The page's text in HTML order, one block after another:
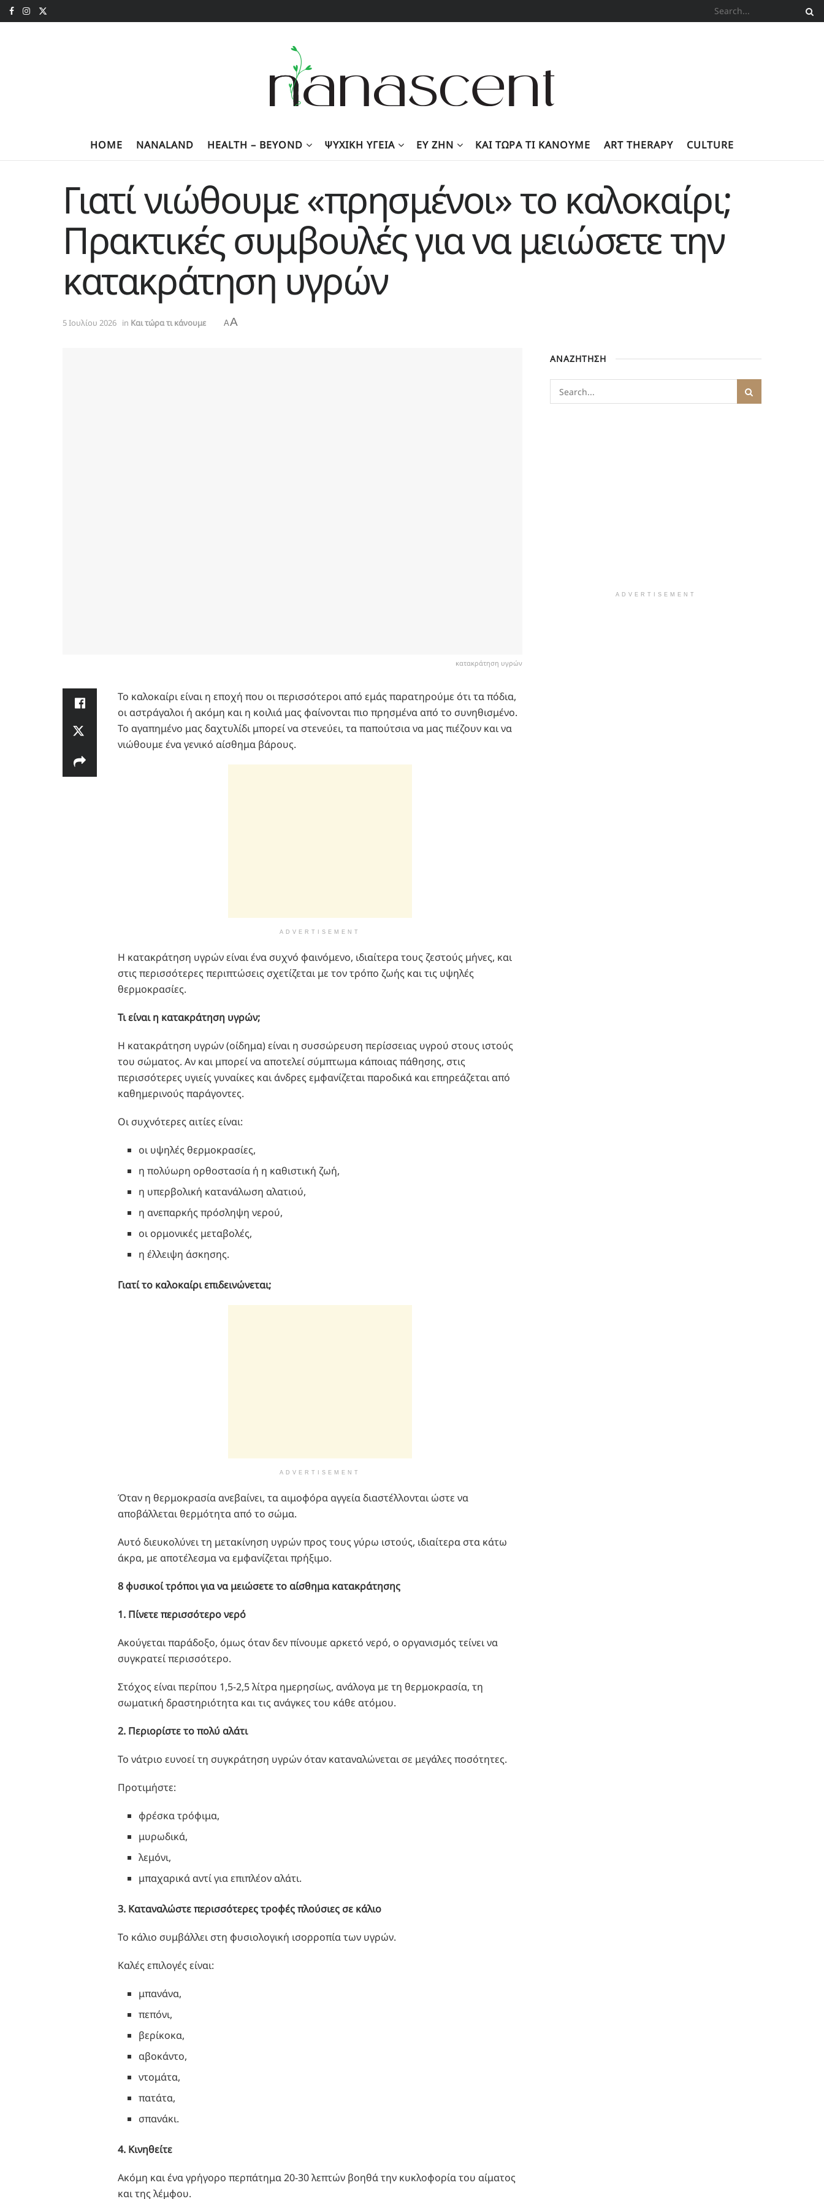
HOME NANALAND HEALTH – BEYOND ΨΥΧΙΚΉ ΥΓΕΊΑ ΕΥ ΖΗΝ KΑΙ ΤΏΡΑ ΤΙ ΚΆΝΟΥΜΕ ART THERAPY CULTURE
Γιατί νιώθουμε «πρησμένοι» το καλοκαίρι;
Πρακτικές συμβουλές για να μειώσετε την
κατακράτηση υγρών
5 Ιουλίου 2026 in Kαι τώρα τι κάνουμε AA
κατακράτηση υγρών
Το καλοκαίρι είναι η εποχή που οι περισσότεροι από εμάς παρατηρούμε ότι τα πόδια,
οι αστράγαλοι ή ακόμη και η κοιλιά μας φαίνονται πιο πρησμένα από το συνηθισμένο.
Το αγαπημένο μας δαχτυλίδι μπορεί να στενεύει, τα παπούτσια να μας πιέζουν και να
νιώθουμε ένα γενικό αίσθημα βάρους.
ADVERTISEMENT
Η κατακράτηση υγρών είναι ένα συχνό φαινόμενο, ιδιαίτερα τους ζεστούς μήνες, και
στις περισσότερες περιπτώσεις σχετίζεται με τον τρόπο ζωής και τις υψηλές
θερμοκρασίες.
Τι είναι η κατακράτηση υγρών;
Η κατακράτηση υγρών (οίδημα) είναι η συσσώρευση περίσσειας υγρού στους ιστούς
του σώματος. Αν και μπορεί να αποτελεί σύμπτωμα κάποιας πάθησης, στις
περισσότερες υγιείς γυναίκες και άνδρες εμφανίζεται παροδικά και επηρεάζεται από
καθημερινούς παράγοντες.
Οι συχνότερες αιτίες είναι:
οι υψηλές θερμοκρασίες,
η πολύωρη ορθοστασία ή η καθιστική ζωή,
η υπερβολική κατανάλωση αλατιού,
η ανεπαρκής πρόσληψη νερού,
οι ορμονικές μεταβολές,
η έλλειψη άσκησης.
Γιατί το καλοκαίρι επιδεινώνεται;
ADVERTISEMENT
Όταν η θερμοκρασία ανεβαίνει, τα αιμοφόρα αγγεία διαστέλλονται ώστε να
αποβάλλεται θερμότητα από το σώμα.
Αυτό διευκολύνει τη μετακίνηση υγρών προς τους γύρω ιστούς, ιδιαίτερα στα κάτω
άκρα, με αποτέλεσμα να εμφανίζεται πρήξιμο.
8 φυσικοί τρόποι για να μειώσετε το αίσθημα κατακράτησης
1. Πίνετε περισσότερο νερό
Ακούγεται παράδοξο, όμως όταν δεν πίνουμε αρκετό νερό, ο οργανισμός τείνει να
συγκρατεί περισσότερο.
Στόχος είναι περίπου 1,5-2,5 λίτρα ημερησίως, ανάλογα με τη θερμοκρασία, τη
σωματική δραστηριότητα και τις ανάγκες του κάθε ατόμου.
2. Περιορίστε το πολύ αλάτι
Το νάτριο ευνοεί τη συγκράτηση υγρών όταν καταναλώνεται σε μεγάλες ποσότητες.
Προτιμήστε:
φρέσκα τρόφιμα,
μυρωδικά,
λεμόνι,
μπαχαρικά αντί για επιπλέον αλάτι.
3. Καταναλώστε περισσότερες τροφές πλούσιες σε κάλιο
Το κάλιο συμβάλλει στη φυσιολογική ισορροπία των υγρών.
Καλές επιλογές είναι:
μπανάνα,
πεπόνι,
βερίκοκα,
αβοκάντο,
ντομάτα,
πατάτα,
σπανάκι.
4. Κινηθείτε
Ακόμη και ένα γρήγορο περπάτημα 20-30 λεπτών βοηθά την κυκλοφορία του αίματος
και της λέμφου.
ΑΝΑΖΗΤΗΣΗ
ADVERTISEMENT